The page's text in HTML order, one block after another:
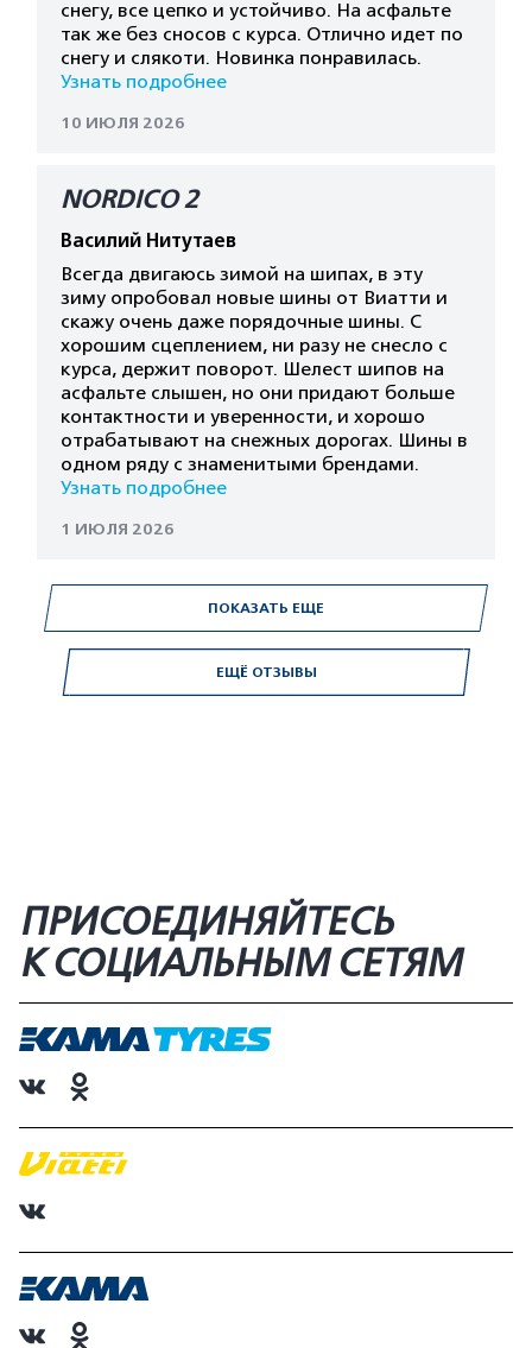
ЕЩЁ ОТЗЫВЫ
снегу, все цепко и устойчиво. На асфальте
так же без сносов с курса. Отлично идет по
снегу и слякоти. Новинка понравилась.
Узнать подробнее
10 ИЮЛЯ 2026
NORDICO 2
Василий Нитутаев
Всегда двигаюсь зимой на шипах, в эту
зиму опробовал новые шины от Виатти и
скажу очень даже порядочные шины. С
хорошим сцеплением, ни разу не снесло с
курса, держит поворот. Шелест шипов на
асфальте слышен, но они придают больше
контактности и уверенности, и хорошо
отрабатывают на снежных дорогах. Шины в
одном ряду с знаменитыми брендами.
Узнать подробнее
1 ИЮЛЯ 2026
ПОКАЗАТЬ ЕЩЕ
ПРИСОЕДИНЯЙТЕСЬ
К СОЦИАЛЬНЫМ СЕТЯМ